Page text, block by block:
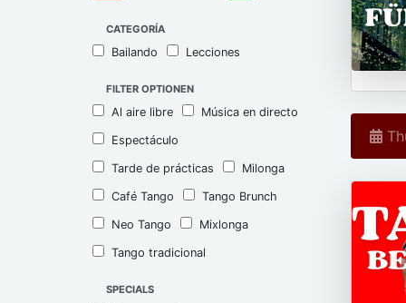
CATEGORÍA
Bailando Lecciones
FILTER OPTIONEN
Al aire libre Música en directo
Espectáculo
Tarde de prácticas Milonga
Café Tango Tango Brunch
Neo Tango Mixlonga
Tango tradicional
SPECIALS